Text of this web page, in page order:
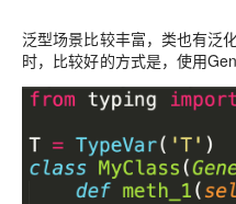
泛型场景比较丰富，类也有泛
时，比较好的方式是，使用